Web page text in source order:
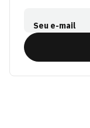
Seu e-mail